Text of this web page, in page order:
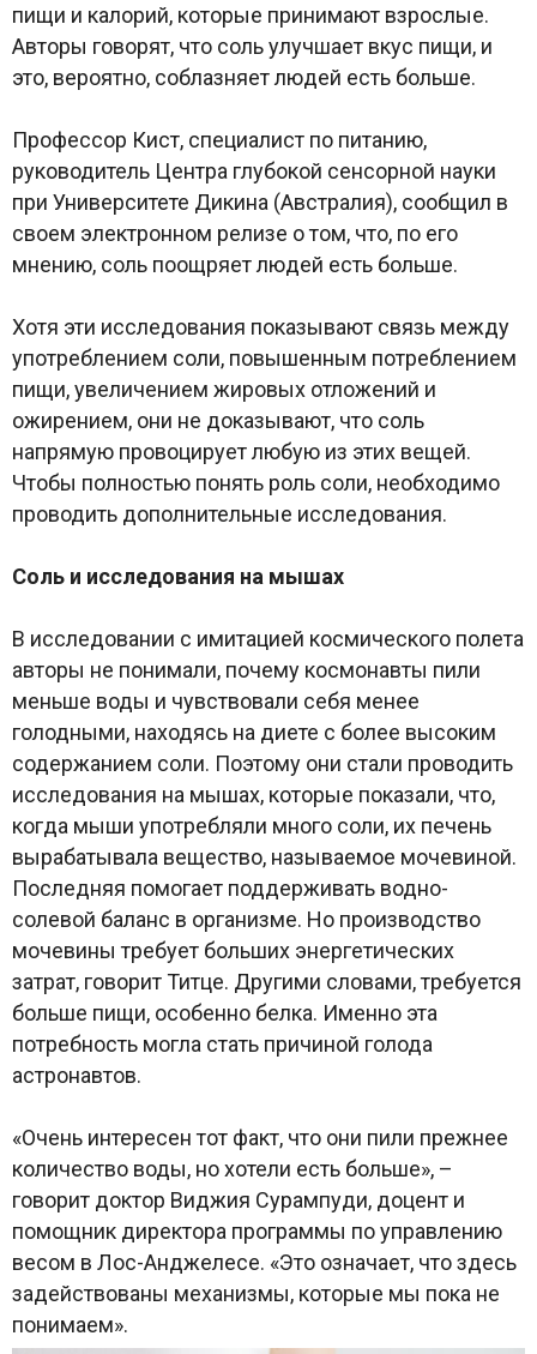
пищи и калорий, которые принимают взрослые.
Авторы говорят, что соль улучшает вкус пищи, и
это, вероятно, соблазняет людей есть больше.
Профессор Кист, специалист по питанию,
руководитель Центра глубокой сенсорной науки
при Университете Дикина (Австралия), сообщил в
своем электронном релизе о том, что, по его
мнению, соль поощряет людей есть больше.
Хотя эти исследования показывают связь между
употреблением соли, повышенным потреблением
пищи, увеличением жировых отложений и
ожирением, они не доказывают, что соль
напрямую провоцирует любую из этих вещей.
Чтобы полностью понять роль соли, необходимо
проводить дополнительные исследования.
Соль и исследования на мышах
В исследовании с имитацией космического полета
авторы не понимали, почему космонавты пили
меньше воды и чувствовали себя менее
голодными, находясь на диете с более высоким
содержанием соли. Поэтому они стали проводить
исследования на мышах, которые показали, что,
когда мыши употребляли много соли, их печень
вырабатывала вещество, называемое мочевиной.
Последняя помогает поддерживать водно-
солевой баланс в организме. Но производство
мочевины требует больших энергетических
затрат, говорит Титце. Другими словами, требуется
больше пищи, особенно белка. Именно эта
потребность могла стать причиной голода
астронавтов.
«Очень интересен тот факт, что они пили прежнее
количество воды, но хотели есть больше», –
говорит доктор Виджия Сурампуди, доцент и
помощник директора программы по управлению
весом в Лос-Анджелесе. «Это означает, что здесь
задействованы механизмы, которые мы пока не
понимаем».